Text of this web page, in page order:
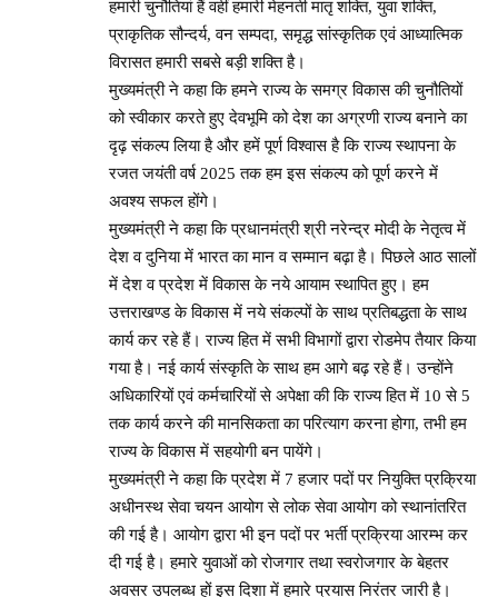
हमारी चुनौतियां हैं वहीं हमारी मेहनती मातृ शक्ति, युवा शक्ति,
प्राकृतिक सौन्दर्य, वन सम्पदा, समृद्ध सांस्कृतिक एवं आध्यात्मिक
विरासत हमारी सबसे बड़ी शक्ति है।
मुख्यमंत्री ने कहा कि हमने राज्य के समग्र विकास की चुनौतियों
को स्वीकार करते हुए देवभूमि को देश का अग्रणी राज्य बनाने का
दृढ़ संकल्प लिया है और हमें पूर्ण विश्वास है कि राज्य स्थापना के
रजत जयंती वर्ष 2025 तक हम इस संकल्प को पूर्ण करने में
अवश्य सफल होंगे।
मुख्यमंत्री ने कहा कि प्रधानमंत्री श्री नरेन्द्र मोदी के नेतृत्व में
देश व दुनिया में भारत का मान व सम्मान बढ़ा है। पिछले आठ सालों
में देश व प्रदेश में विकास के नये आयाम स्थापित हुए। हम
उत्तराखण्ड के विकास में नये संकल्पों के साथ प्रतिबद्धता के साथ
कार्य कर रहे हैं। राज्य हित में सभी विभागों द्वारा रोडमेप तैयार किया
गया है। नई कार्य संस्कृति के साथ हम आगे बढ़ रहे हैं। उन्होंने
अधिकारियों एवं कर्मचारियों से अपेक्षा की कि राज्य हित में 10 से 5
तक कार्य करने की मानसिकता का परित्याग करना होगा, तभी हम
राज्य के विकास में सहयोगी बन पायेंगे।
मुख्यमंत्री ने कहा कि प्रदेश में 7 हजार पदों पर नियुक्ति प्रक्रिया
अधीनस्थ सेवा चयन आयोग से लोक सेवा आयोग को स्थानांतरित
की गई है। आयोग द्वारा भी इन पदों पर भर्ती प्रक्रिया आरम्भ कर
दी गई है। हमारे युवाओं को रोजगार तथा स्वरोजगार के बेहतर
अवसर उपलब्ध हों इस दिशा में हमारे प्रयास निरंतर जारी है।